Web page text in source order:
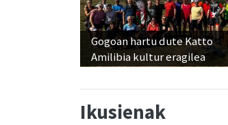
Gogoan hartu dute Katto
Amilibia kultur eragilea
Ikusienak